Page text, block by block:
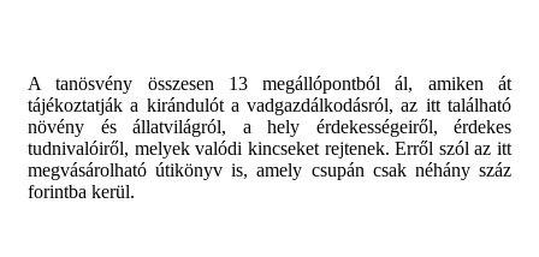
A tanösvény összesen 13 megállópontból ál, amiken át
tájékoztatják a kirándulót a vadgazdálkodásról, az itt található
növény és állatvilágról, a hely érdekességeiről, érdekes
tudnivalóiről, melyek valódi kincseket rejtenek. Erről szól az itt
megvásárolható útikönyv is, amely csupán csak néhány száz
forintba kerül.